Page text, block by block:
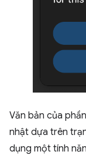
Văn bản của
nhật dựa trên
dụng một tính